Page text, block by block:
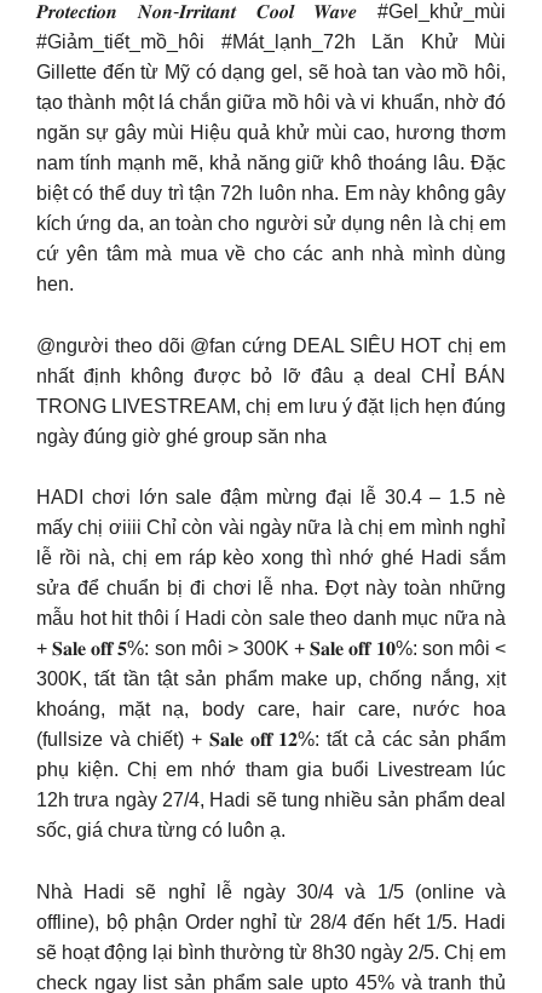
𝑷𝒓𝒐𝒕𝒆𝒄𝒕𝒊𝒐𝒏 𝑵𝒐𝒏-𝑰𝒓𝒓𝒊𝒕𝒂𝒏𝒕 𝑪𝒐𝒐𝒍 𝑾𝒂𝒗𝒆 #Gel_khử_mùi
#Giảm_tiết_mồ_hôi #Mát_lạnh_72h Lăn Khử Mùi
Gillette đến từ Mỹ có dạng gel, sẽ hoà tan vào mồ hôi,
tạo thành một lá chắn giữa mồ hôi và vi khuẩn, nhờ đó
ngăn sự gây mùi Hiệu quả khử mùi cao, hương thơm
nam tính mạnh mẽ, khả năng giữ khô thoáng lâu. Đặc
biệt có thể duy trì tận 72h luôn nha. Em này không gây
kích ứng da, an toàn cho người sử dụng nên là chị em
cứ yên tâm mà mua về cho các anh nhà mình dùng
hen.
@người theo dõi @fan cứng DEAL SIÊU HOT chị em
nhất định không được bỏ lỡ đâu ạ deal CHỈ BÁN
TRONG LIVESTREAM, chị em lưu ý đặt lịch hẹn đúng
ngày đúng giờ ghé group săn nha
HADI chơi lớn sale đậm mừng đại lễ 30.4 – 1.5 nè
mấy chị ơiiii Chỉ còn vài ngày nữa là chị em mình nghỉ
lễ rồi nà, chị em ráp kèo xong thì nhớ ghé Hadi sắm
sửa để chuẩn bị đi chơi lễ nha. Đợt này toàn những
mẫu hot hit thôi í Hadi còn sale theo danh mục nữa nà
+ 𝐒𝐚𝐥𝐞 𝐨𝐟𝐟 𝟓%: son môi > 300K + 𝐒𝐚𝐥𝐞 𝐨𝐟𝐟 𝟏𝟎%: son môi <
300K, tất tần tật sản phẩm make up, chống nắng, xịt
khoáng, mặt nạ, body care, hair care, nước hoa
(fullsize và chiết) + 𝐒𝐚𝐥𝐞 𝐨𝐟𝐟 𝟏𝟐%: tất cả các sản phẩm
phụ kiện. Chị em nhớ tham gia buổi Livestream lúc
12h trưa ngày 27/4, Hadi sẽ tung nhiều sản phẩm deal
sốc, giá chưa từng có luôn ạ.
Nhà Hadi sẽ nghỉ lễ ngày 30/4 và 1/5 (online và
offline), bộ phận Order nghỉ từ 28/4 đến hết 1/5. Hadi
sẽ hoạt động lại bình thường từ 8h30 ngày 2/5. Chị em
check ngay list sản phẩm sale upto 45% và tranh thủ